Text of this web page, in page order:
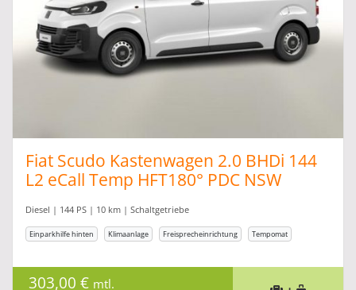
Fiat Scudo Kastenwagen 2.0 BHDi 144
L2 eCall Temp HFT180° PDC NSW
Diesel | 144 PS | 10 km | Schaltgetriebe
Einparkhilfe hinten Klimaanlage Freisprecheinrichtung Tempomat
303,00 € mtl.